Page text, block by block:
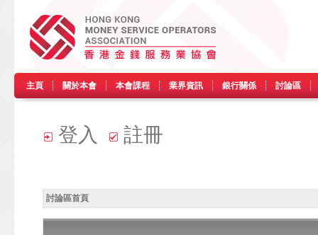
主頁 關於本會 本會課程 業界資訊 銀行關係 討論區
登入 註冊
討論區首頁